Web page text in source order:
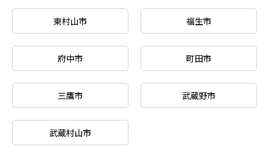
東村山市 福生市
府中市 町田市
三鷹市 武蔵野市
武蔵村山市